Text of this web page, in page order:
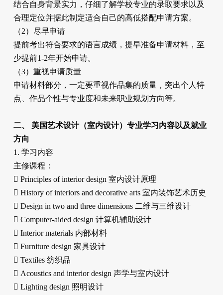
结合自身背景实力，仔细了解学校专业的录取要求以及
合理定位并据此制定适合自己的高低搭配申请方案。
（2）尽早申请
提前考出符合要求的语言成绩，提早准备申请材料，至
少提前1-2年开始申请。
（3）重视申请质量
申请材料部分，一定要重视作品集的质量，突出个人特
点、作品个性与专业度和未来职业规划方向等。
二、 美国艺术设计（室内设计）专业学习内容以及就业
方向
1. 学习内容
主修课程：
 Principles of interior design 室内设计原理
 History of interiors and decorative arts 室内装饰艺术历史
 Design in two and three dimensions 二维与三维设计
 Computer-aided design 计算机辅助设计
 Interior materials 内部材料
 Furniture design 家具设计
 Textiles 纺织品
 Acoustics and interior design 声学与室内设计
 Lighting design 照明设计